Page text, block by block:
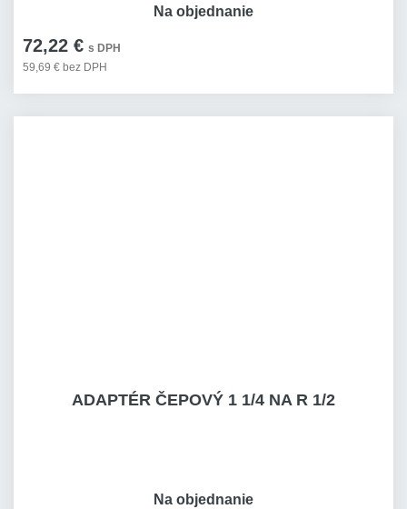
72,22 € s DPH
59,69 € bez DPH
Na objednanie
ADAPTÉR ČEPOVÝ 1 1/4 NA R 1/2
Na objednanie